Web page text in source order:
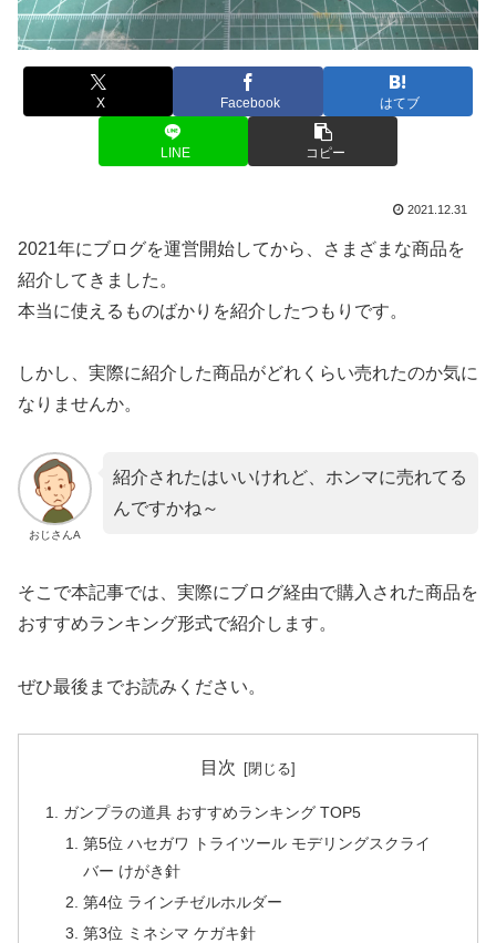
X Facebook はてブ
LINE コピー
2021.12.31
2021年にブログを運営開始してから、さまざまな商品を
紹介してきました。
本当に使えるものばかりを紹介したつもりです。
しかし、実際に紹介した商品がどれくらい売れたのか気に
なりませんか。
おじさんA
紹介されたはいいけれど、ホンマに売れてる
んですかね～
そこで本記事では、実際にブログ経由で購入された商品を
おすすめランキング形式で紹介します。
ぜひ最後までお読みください。
目次
ガンプラの道具 おすすめランキング TOP5
第5位 ハセガワ トライツール モデリングスクライ
バー けがき針
第4位 ラインチゼルホルダー
第3位 ミネシマ ケガキ針